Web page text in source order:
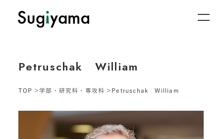
Petruschak William
TOP 学部・研究科・専攻科 Petruschak William